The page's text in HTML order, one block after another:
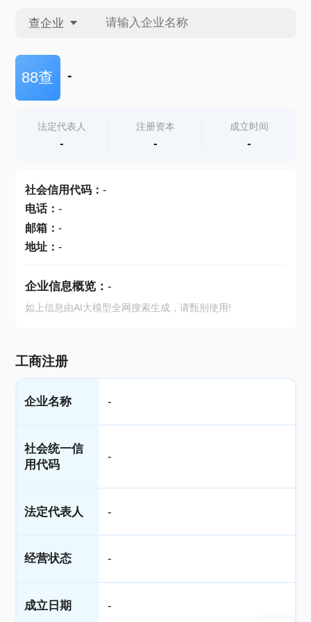
查企业
查企业
查产地
88查 -
法定代表人
-
注册资本
-
成立时间
-
社会信用代码： -
电话： -
邮箱： -
地址： -
企业信息概览： -
如上信息由AI大模型全网搜索生成，请甄别使用!
工商注册
企业名称 -
社会统一信
用代码
-
法定代表人 -
经营状态 -
成立日期 -